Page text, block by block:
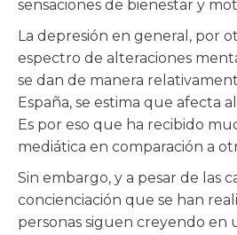
sensaciones de bienestar y
La depresión en general, por
espectro de alteraciones
se dan de manera
España, se estima que afecta
Es por eso que ha recibido
mediática en comparación a
Sin embargo, y a pesar de las
concienciación que se han
personas siguen creyendo en